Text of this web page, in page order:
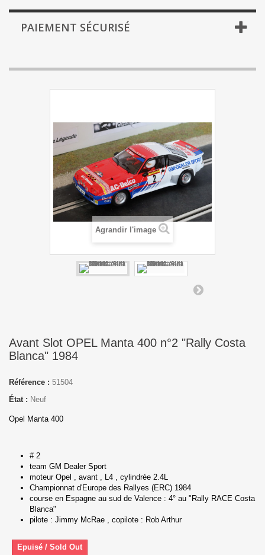
PAIEMENT SÉCURISÉ
Agrandir l'image
Avant Slot OPEL Manta 400 n°2 "Rally Costa
Blanca" 1984
Référence : 51504
État : Neuf
Opel Manta 400
# 2
team GM Dealer Sport
moteur Opel , avant , L4 , cylindrée 2.4L
Championnat d'Europe des Rallyes (ERC) 1984
course en Espagne au sud de Valence : 4° au "Rally RACE Costa
Blanca"
pilote : Jimmy McRae , copilote : Rob Arthur
Epuisé / Sold Out